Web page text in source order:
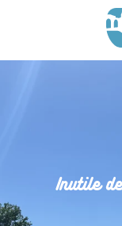
Inutile